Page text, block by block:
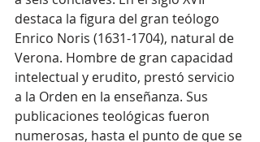
destaca la figura del gran teólogo
Enrico Noris (1631-1704), natural de
Verona. Hombre de gran capacidad
intelectual y erudito, prestó servicio
a la Orden en la enseñanza. Sus
publicaciones teológicas fueron
numerosas, hasta el punto de que se